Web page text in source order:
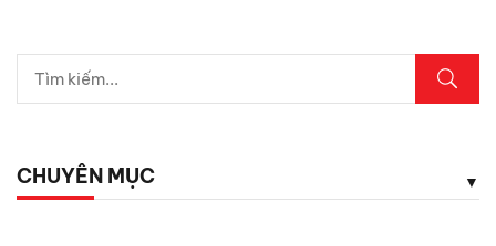
toàn màn hình zin ô tô!
5 vị trí trên ô tô cần kiểm tra ngay sau mưa lớn
Top dụng cụ cứu hộ mọi tài xế cần có phòng khi hết ắc
CHUYÊN MỤC